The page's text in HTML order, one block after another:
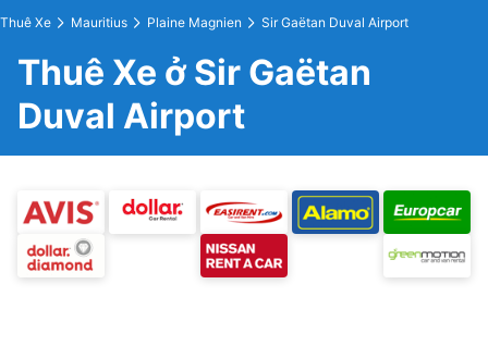
Thuê Xe Mauritius Plaine Magnien Sir Gaëtan Duval Airport
Thuê Xe ở Sir Gaëtan
Duval Airport